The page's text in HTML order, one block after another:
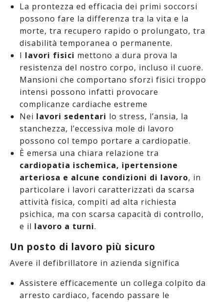
La prontezza ed efficacia dei primi soccorsi
possono fare la differenza tra la vita e la
morte, tra recupero rapido o prolungato, tra
disabilità temporanea o permanente.
I lavori fisici mettono a dura prova la
resistenza del nostro corpo, incluso il cuore.
Mansioni che comportano sforzi fisici troppo
intensi possono infatti provocare
complicanze cardiache estreme
Nei lavori sedentari lo stress, l’ansia, la
stanchezza, l’eccessiva mole di lavoro
possono col tempo portare a cardiopatie.
È emersa una chiara relazione tra
cardiopatia ischemica, ipertensione
arteriosa e alcune condizioni di lavoro, in
particolare i lavori caratterizzati da scarsa
attività fisica, compiti ad alta richiesta
psichica, ma con scarsa capacità di controllo,
e il lavoro a turni.
Un posto di lavoro più sicuro
Avere il defibrillatore in azienda significa
Assistere efficacemente un collega colpito da
arresto cardiaco, facendo passare le